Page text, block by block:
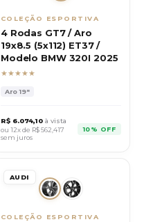
COLEÇÃO ESPORTIVA
4 Rodas GT7 / Aro
19x8.5 (5x112) ET37 /
Modelo BMW 320I 2025
★★★★★
Aro19"
R$ 6.074,10 à vista
ou 12x de R$562,417
sem juros
10% OFF
AUDI
COLEÇÃO ESPORTIVA